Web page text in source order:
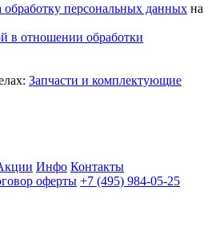
обработку персональных данных на
в отношении обработки
Запчасти и комплектующие
Инфо Контакты
оферты +7 (495) 984-05-25